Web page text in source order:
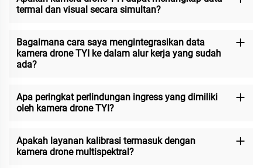
termal dan visual secara simultan?
Bagaimana cara saya mengintegrasikan data
kamera drone TYI ke dalam alur kerja yang sudah
ada?
Apa peringkat perlindungan ingress yang dimiliki
oleh kamera drone TYI?
Apakah layanan kalibrasi termasuk dengan
kamera drone multispektral?